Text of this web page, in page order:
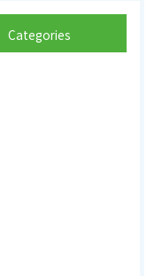
Categories